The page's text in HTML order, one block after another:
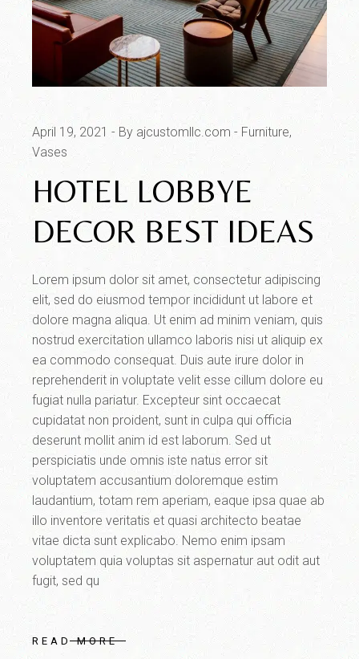
April 19, 2021 By ajcustomllc.com
Furniture
Vases
HOTEL LOBBYE
DECOR BEST IDEAS
Lorem ipsum dolor sit amet, consectetur adipiscing
elit, sed do eiusmod tempor incididunt ut labore et
dolore magna aliqua. Ut enim ad minim veniam, quis
nostrud exercitation ullamco laboris nisi ut aliquip ex
ea commodo consequat. Duis aute irure dolor in
reprehenderit in voluptate velit esse cillum dolore eu
fugiat nulla pariatur. Excepteur sint occaecat
cupidatat non proident, sunt in culpa qui officia
deserunt mollit anim id est laborum. Sed ut
perspiciatis unde omnis iste natus error sit
voluptatem accusantium doloremque estim
laudantium, totam rem aperiam, eaque ipsa quae ab
illo inventore veritatis et quasi architecto beatae
vitae dicta sunt explicabo. Nemo enim ipsam
voluptatem quia voluptas sit aspernatur aut odit aut
fugit, sed qu
READ MORE